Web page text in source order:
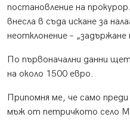
постановление на
внесла в съда искане за
неотклонение –
По първоначални данни
на около 1500 евро.
Припомня ме, че само
мъж от петричкото село